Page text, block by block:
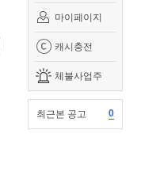
마이페이지
캐시충전
체불사업주
최근본 공고 0